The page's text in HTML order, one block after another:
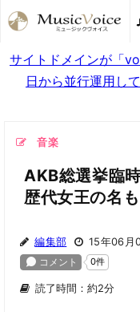
サイトドメインが「
日から並行運用し
音楽
AKB総選挙臨
歴代女王の名も
編集部 15年06月
読了時間：約2分